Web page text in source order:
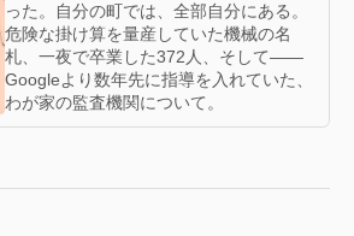
った。自分の町では、全部自分にある。
危険な掛け算を量産していた機械の名
札、一夜で卒業した372人、そして——
Googleより数年先に指導を入れていた、
わが家の監査機関について。